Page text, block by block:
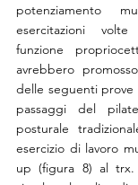
potenziamento
esercitazioni
funzione
avrebbero
delle seguenti prove
passaggi del
posturale
esercizio di lavoro
up (figura 8) al